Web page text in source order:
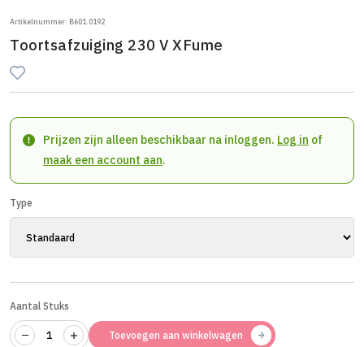
Artikelnummer: B601.0192
Toortsafzuiging 230 V XFume
Prijzen zijn alleen beschikbaar na inloggen. Log in of
maak een account aan.
Type
Aantal Stuks
Toevoegen aan winkelwagen